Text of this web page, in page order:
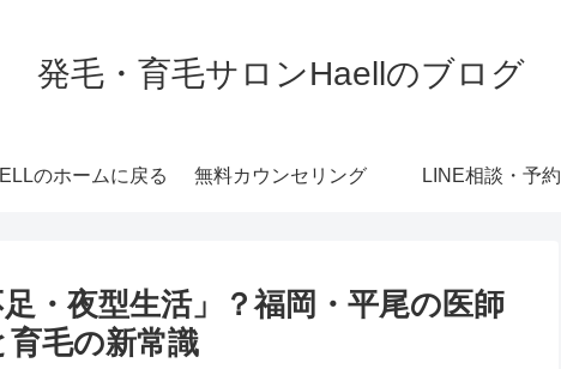
発毛・育毛サロンHaellのブログ
のホームに戻る 無料カウンセリング LINE相談・予約
・夜型生活」？福岡・平尾の医師
毛の新常識